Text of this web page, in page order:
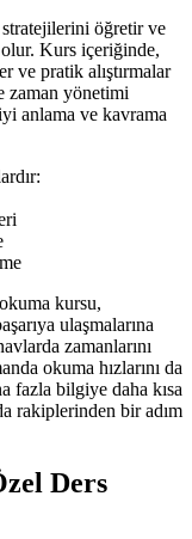
öğretir ve
Kurs içeriğinde,
ve pratik alıştırmalar
zaman yönetimi
anlama ve kavrama
kursu,
ulaşmalarına
zamanlarını
okuma hızlarını da
fazla bilgiye daha kısa
rakiplerinden bir adım
Ders